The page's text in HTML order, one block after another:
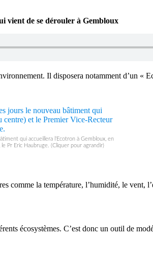
vient de se dérouler à Gembloux
Il disposera notamment d’un «
qui accueillera l’Ecotron à Gembloux, en
Pr Eric Haubruge. (Cliquer pour agrandir)
comme la température, l’humidité, le vent,
écosystèmes. C’est donc un outil de